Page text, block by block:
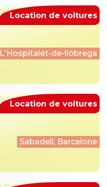
L'Hospitalet-de-llóbrega
Location de voitures
Sabadell, Barcelone
Location de voitures